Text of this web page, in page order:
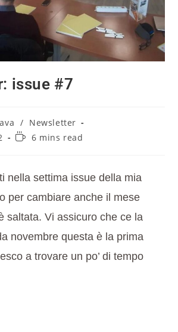
issue #7
/ Newsletter
6 mins read
nella settima issue della mia
per cambiare anche il mese
saltata. Vi assicuro che ce la
novembre questa è la prima
a trovare un po’ di tempo